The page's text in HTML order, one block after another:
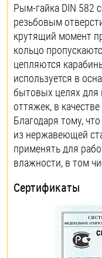
Рым-гайка DIN 582
резьбовым
крутящий момент
кольцо
цепляются
используется в
бытовых целях для
оттяжек, в
Благодаря тому,
из нержавеющей
применять для
влажности, в том
Сертификаты